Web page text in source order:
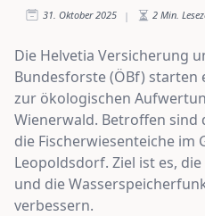
31. Oktober 2025 | 2 Min.
Die Helvetia Versicherung
Bundesforste (ÖBf) starten
zur ökologischen
Wienerwald. Betroffen sind
die Fischerwiesenteiche im
Leopoldsdorf. Ziel ist es,
und die
verbessern.